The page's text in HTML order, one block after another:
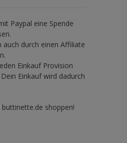
Paypal eine Spende
auch durch einen Affiliate
Einkauf Provision
Einkauf wird dadurch
buttinette.de shoppen!